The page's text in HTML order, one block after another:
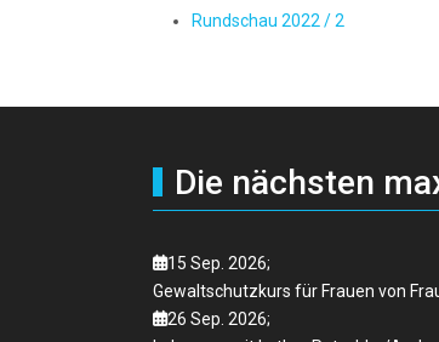
Rundschau 2022 / 2
Die nächsten
15 Sep. 2026;
Gewaltschutzkurs für Frauen von
26 Sep. 2026;